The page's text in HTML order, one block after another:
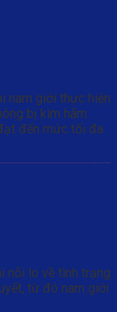
nam giới thực hiện
bị kìm hãm
đến mức tối đa
nỗi lo về tình trạng
từ đó nam giới